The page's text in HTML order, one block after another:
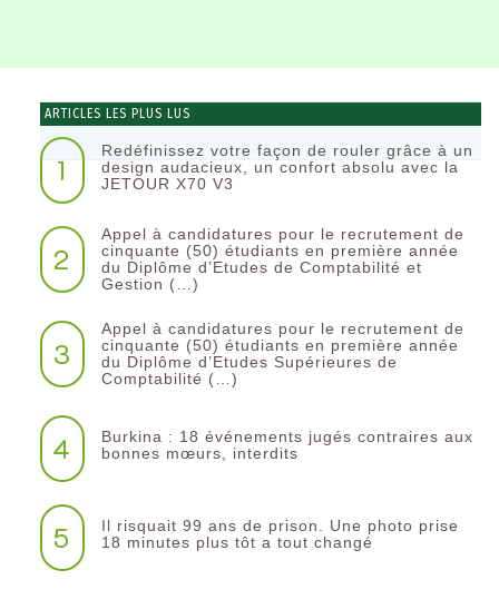
ARTICLES LES PLUS LUS
1
Redéfinissez votre façon de rouler grâce à un
design audacieux, un confort absolu avec la
JETOUR X70 V3
2
Appel à candidatures pour le recrutement de
cinquante (50) étudiants en première année
du Diplôme d’Etudes de Comptabilité et
Gestion (…)
3
Appel à candidatures pour le recrutement de
cinquante (50) étudiants en première année
du Diplôme d’Etudes Supérieures de
Comptabilité (…)
4
Burkina : 18 événements jugés contraires aux
bonnes mœurs, interdits
5
Il risquait 99 ans de prison. Une photo prise
18 minutes plus tôt a tout changé